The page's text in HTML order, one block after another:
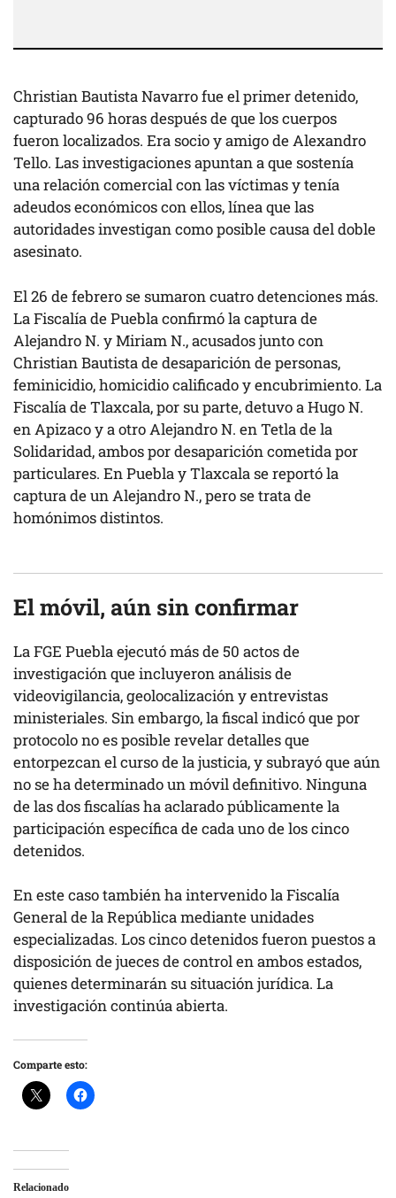
Christian Bautista Navarro fue el primer detenido,
capturado 96 horas después de que los cuerpos
fueron localizados. Era socio y amigo de Alexandro
Tello. Las investigaciones apuntan a que sostenía
una relación comercial con las víctimas y tenía
adeudos económicos con ellos, línea que las
autoridades investigan como posible causa del doble
asesinato.
El 26 de febrero se sumaron cuatro detenciones más.
La Fiscalía de Puebla confirmó la captura de
Alejandro N. y Miriam N., acusados junto con
Christian Bautista de desaparición de personas,
feminicidio, homicidio calificado y encubrimiento. La
Fiscalía de Tlaxcala, por su parte, detuvo a Hugo N.
en Apizaco y a otro Alejandro N. en Tetla de la
Solidaridad, ambos por desaparición cometida por
particulares. En Puebla y Tlaxcala se reportó la
captura de un Alejandro N., pero se trata de
homónimos distintos.
El móvil, aún sin confirmar
La FGE Puebla ejecutó más de 50 actos de
investigación que incluyeron análisis de
videovigilancia, geolocalización y entrevistas
ministeriales. Sin embargo, la fiscal indicó que por
protocolo no es posible revelar detalles que
entorpezcan el curso de la justicia, y subrayó que aún
no se ha determinado un móvil definitivo. Ninguna
de las dos fiscalías ha aclarado públicamente la
participación específica de cada uno de los cinco
detenidos.
En este caso también ha intervenido la Fiscalía
General de la República mediante unidades
especializadas. Los cinco detenidos fueron puestos a
disposición de jueces de control en ambos estados,
quienes determinarán su situación jurídica. La
investigación continúa abierta.
Comparte esto:
Relacionado